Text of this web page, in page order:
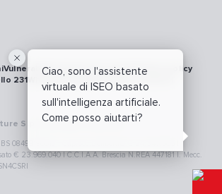
Ciao, sono l'assistente
virtuale di ISEO basato
sull'intelligenza artificiale.
Come posso aiutarti?
S.p.A. All right reserved
08499190018 | Cap.Soc.Deliberato € 24.340.965 |
€ 23.969.040 | C.C.I.A.A. Brescia N.REA 447181 |. Mecc.
Vulnerability disclosure policyPrivacy policy
231WhistleblowingRichiamo prodotti